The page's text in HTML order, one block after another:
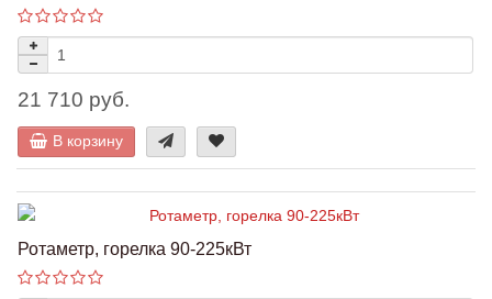
21 710 руб.
В корзину
Ротаметр, горелка 90-225кВт